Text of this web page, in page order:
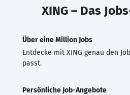
XING – Das
Über eine Million Jobs
Entdecke mit XING genau den
passt.
Persönliche Job-Angebote